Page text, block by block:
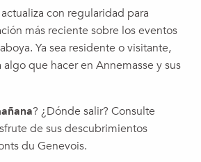
mois
Julie Travert
Duo Licòrna
Gaillard, Concert d'été
con regularidad para
más reciente sobre los eventos
Ya sea residente o visitante,
que hacer en Annemasse y sus
? ¿Dónde salir? Consulte
de sus descubrimientos
du Genevois.